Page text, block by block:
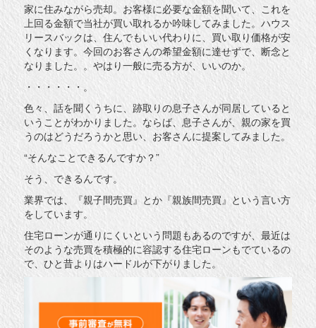
家に住みながら売却。お客様に必要な金額を聞いて、これを
上回る金額で当社が買い取れるか吟味してみました。ハウス
リースバックは、住んでもいい代わりに、買い取り価格が安
くなります。今回のお客さんの希望金額に達せずで、断念と
なりました。。やはり一般に売る方が、いいのか。
・・・・・・。
色々、話を聞くうちに、跡取りの息子さんが同居していると
いうことがわかりました。ならば、息子さんが、親の家を買
うのはどうだろうかと思い、お客さんに提案してみました。
“そんなことできるんですか？”
そう、できるんです。
業界では、『親子間売買』とか『親族間売買』という言い方
をしています。
住宅ローンが通りにくいという問題もあるのですが、最近は
そのような売買を積極的に容認する住宅ローンもでているの
で、ひと昔よりはハードルが下がりました。